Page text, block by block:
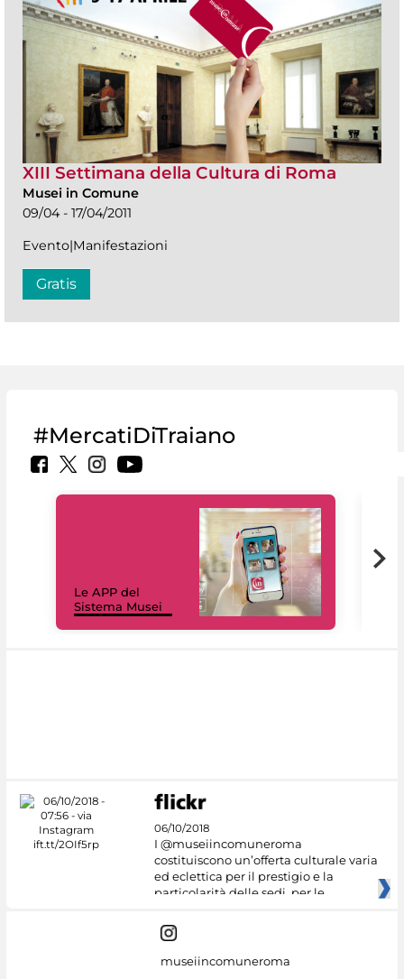
XIII Settimana della Cultura di Roma
Musei in Comune
09/04 - 17/04/2011
Evento|Manifestazioni
Gratis
#MercatiDiTraiano
Le APP del
Sistema Musei
06/10/2018
I @museiincomuneroma
costituiscono un’offerta culturale varia
ed eclettica per il prestigio e la
particolarità delle sedi, per le
museiincomuneroma